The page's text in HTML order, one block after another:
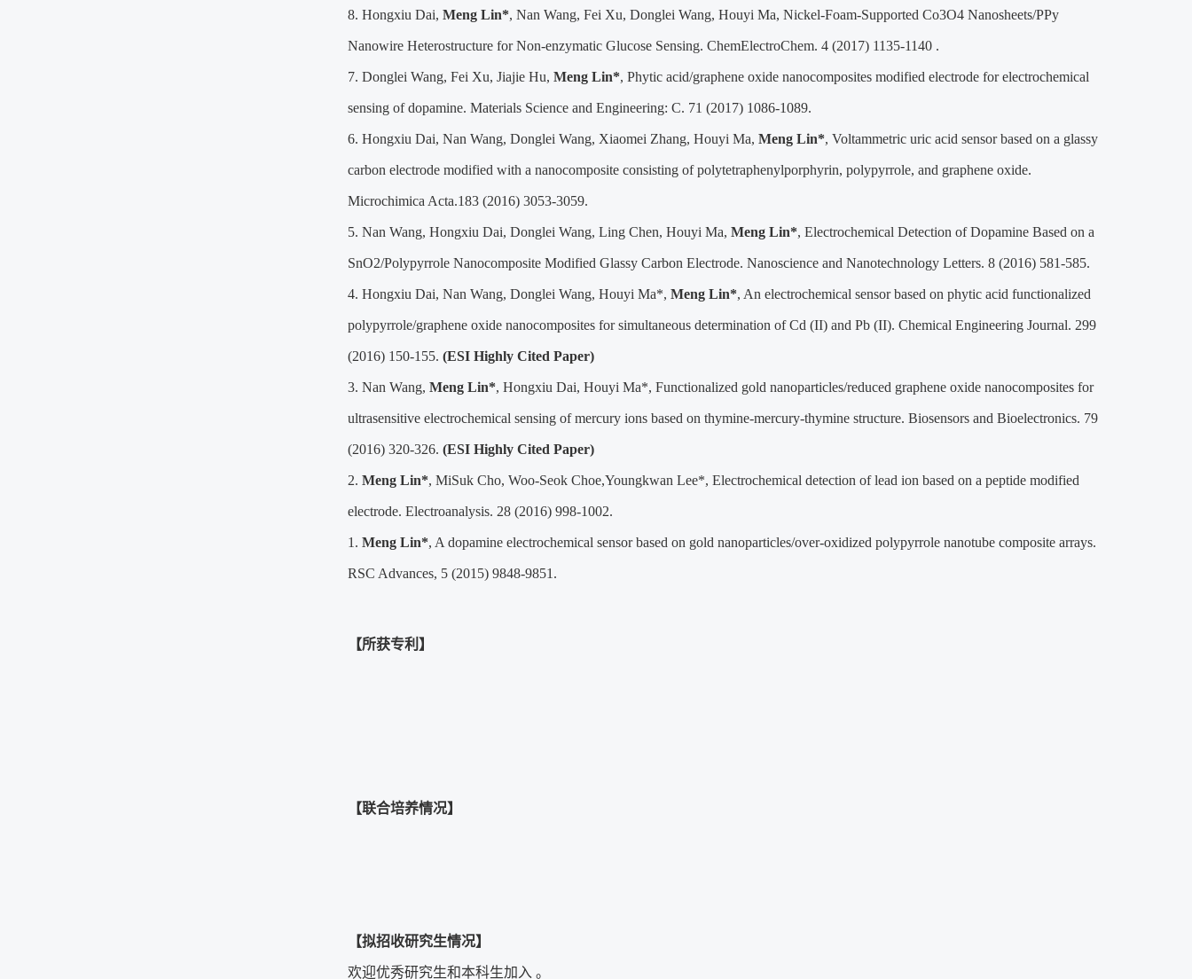
8. Hongxiu Dai, Meng Lin*, Nan Wang, Fei Xu, Donglei Wang, Houyi Ma, Nickel-Foam-Supported Co3O4 Nanosheets/PPy
Nanowire Heterostructure for Non-enzymatic Glucose Sensing. ChemElectroChem. 4 (2017) 1135-1140 .
7. Donglei Wang, Fei Xu, Jiajie Hu, Meng Lin*, Phytic acid/graphene oxide nanocomposites modified electrode for electrochemical
sensing of dopamine. Materials Science and Engineering: C. 71 (2017) 1086-1089.
6. Hongxiu Dai, Nan Wang, Donglei Wang, Xiaomei Zhang, Houyi Ma, Meng Lin*, Voltammetric uric acid sensor based on a glassy
carbon electrode modified with a nanocomposite consisting of polytetraphenylporphyrin, polypyrrole, and graphene oxide.
Microchimica Acta.183 (2016) 3053-3059.
5. Nan Wang, Hongxiu Dai, Donglei Wang, Ling Chen, Houyi Ma, Meng Lin*, Electrochemical Detection of Dopamine Based on a
SnO2/Polypyrrole Nanocomposite Modified Glassy Carbon Electrode. Nanoscience and Nanotechnology Letters. 8 (2016) 581-585.
4. Hongxiu Dai, Nan Wang, Donglei Wang, Houyi Ma*, Meng Lin*, An electrochemical sensor based on phytic acid functionalized
polypyrrole/graphene oxide nanocomposites for simultaneous determination of Cd (II) and Pb (II). Chemical Engineering Journal. 299
(2016) 150-155. (ESI Highly Cited Paper)
3. Nan Wang, Meng Lin*, Hongxiu Dai, Houyi Ma*, Functionalized gold nanoparticles/reduced graphene oxide nanocomposites for
ultrasensitive electrochemical sensing of mercury ions based on thymine-mercury-thymine structure. Biosensors and Bioelectronics. 79
(2016) 320-326. (ESI Highly Cited Paper)
2. Meng Lin*, MiSuk Cho, Woo-Seok Choe,Youngkwan Lee*, Electrochemical detection of lead ion based on a peptide modified
electrode. Electroanalysis. 28 (2016) 998-1002.
1. Meng Lin*, A dopamine electrochemical sensor based on gold nanoparticles/over-oxidized polypyrrole nanotube composite arrays.
RSC Advances, 5 (2015) 9848-9851.
【所获专利】
【联合培养情况】
【拟招收研究生情况】
欢迎优秀研究生和本科生加入 。